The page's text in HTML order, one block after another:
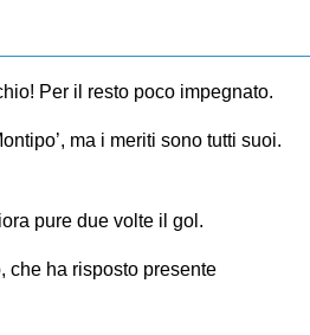
Per il resto poco impegnato.
ma i meriti sono tutti suoi.
pure due volte il gol.
che ha risposto presente